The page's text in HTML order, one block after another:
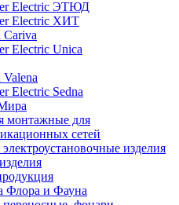
Electric ЭТЮД
Electric ХИТ
Cariva
Electric Unica
Electric Sedna
монтажные для
сетей
изделия
Флора и Фауна